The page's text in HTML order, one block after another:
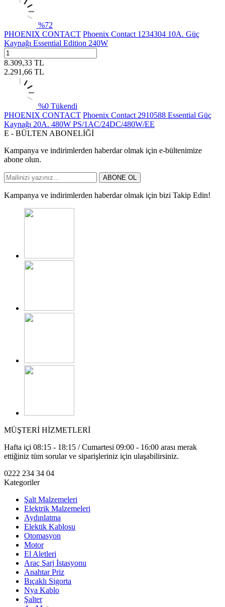
%72
PHOENIX CONTACT Phoenix Contact 1234304 10A. Güç
Kaynağı Essential Edition 240W
8.309,33 TL
2.291,66 TL
%0 Tükendi
PHOENIX CONTACT Phoenix Contact 2910588 Essential Güç
Kaynağı 20A. 480W PS/1AC/24DC/480W/EE
E - BÜLTEN ABONELİĞİ
Kampanya ve indirimlerden haberdar olmak için e-bültenimize
abone olun.
ABONE OL
Kampanya ve indirimlerden haberdar olmak için bizi Takip Edin!
MÜŞTERİ HİZMETLERİ
Hafta içi 08:15 - 18:15 / Cumartesi 09:00 - 16:00 arası merak
ettiğiniz tüm sorular ve siparişleriniz için ulaşabilirsiniz.
0222 234 34 04
Kategoriler
Şalt Malzemeleri
Elektrik Malzemeleri
Aydınlatma
Elektik Kablosu
Otomasyon
Motor
El Aletleri
Araç Şarj İstasyonu
Anahtar Priz
Bıçaklı Sigorta
Nya Kablo
Şalter